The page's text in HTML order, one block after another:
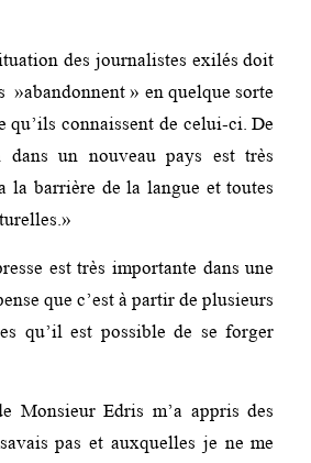
des journalistes exilés doit
» en quelque sorte
qu’ils connaissent de celui-ci. De
dans un nouveau pays est très
la barrière de la langue et toutes
est très importante dans une
que c’est à partir de plusieurs
qu’il est possible de se forger
Monsieur Edris m’a appris des
pas et auxquelles je ne me